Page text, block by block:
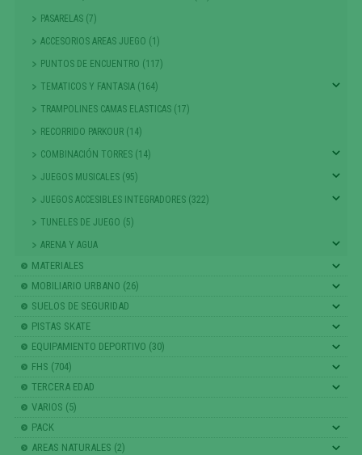
PASARELAS (7)
ACCESORIOS AREAS JUEGO (1)
PUNTOS DE ENCUENTRO (117)
TEMATICOS Y FANTASIA (164)
TRAMPOLINES CAMAS ELASTICAS (17)
RECORRIDO PARKOUR (14)
COMBINACIÓN TORRES (14)
JUEGOS MUSICALES (95)
JUEGOS ACCESIBLES INTEGRADORES (322)
TUNELES DE JUEGO (5)
ARENA Y AGUA
MATERIALES
MOBILIARIO URBANO (26)
SUELOS DE SEGURIDAD
PISTAS SKATE
EQUIPAMIENTO DEPORTIVO (30)
FHS (704)
TERCERA EDAD
VARIOS (5)
PACK
AREAS NATURALES (2)